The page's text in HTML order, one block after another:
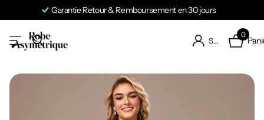
Garantie Retour & Remboursement en 30 jours
S'identifier
0